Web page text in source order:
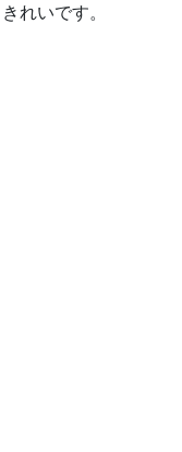
れいです。